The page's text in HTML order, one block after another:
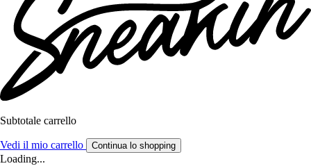
Subtotale carrello
Vedi il mio carrello Continua lo shopping
Loading...